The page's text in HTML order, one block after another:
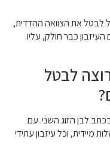
לבטל את הצוואה ההדדית,
כבר חולק, עליו
לבטל
לבן הזוג השני. עם
מיידית, וכל עיזבון עתידי